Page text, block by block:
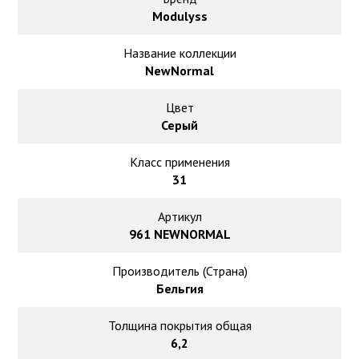
Ковролин оптом
Modulyss
Название коллекции
NewNormal
Цвет
Серый
Класс применения
31
Артикул
961 NEWNORMAL
Производитель (Страна)
Бельгия
Толщина покрытия общая
6,2